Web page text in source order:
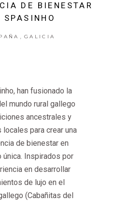
DE BIENESTAR
SPASINHO
, GALICIA
han fusionado la
mundo rural gallego
ancestrales y
locales para crear una
de bienestar en
única. Inspirados por
en desarrollar
de lujo en el
(Cabañitas del